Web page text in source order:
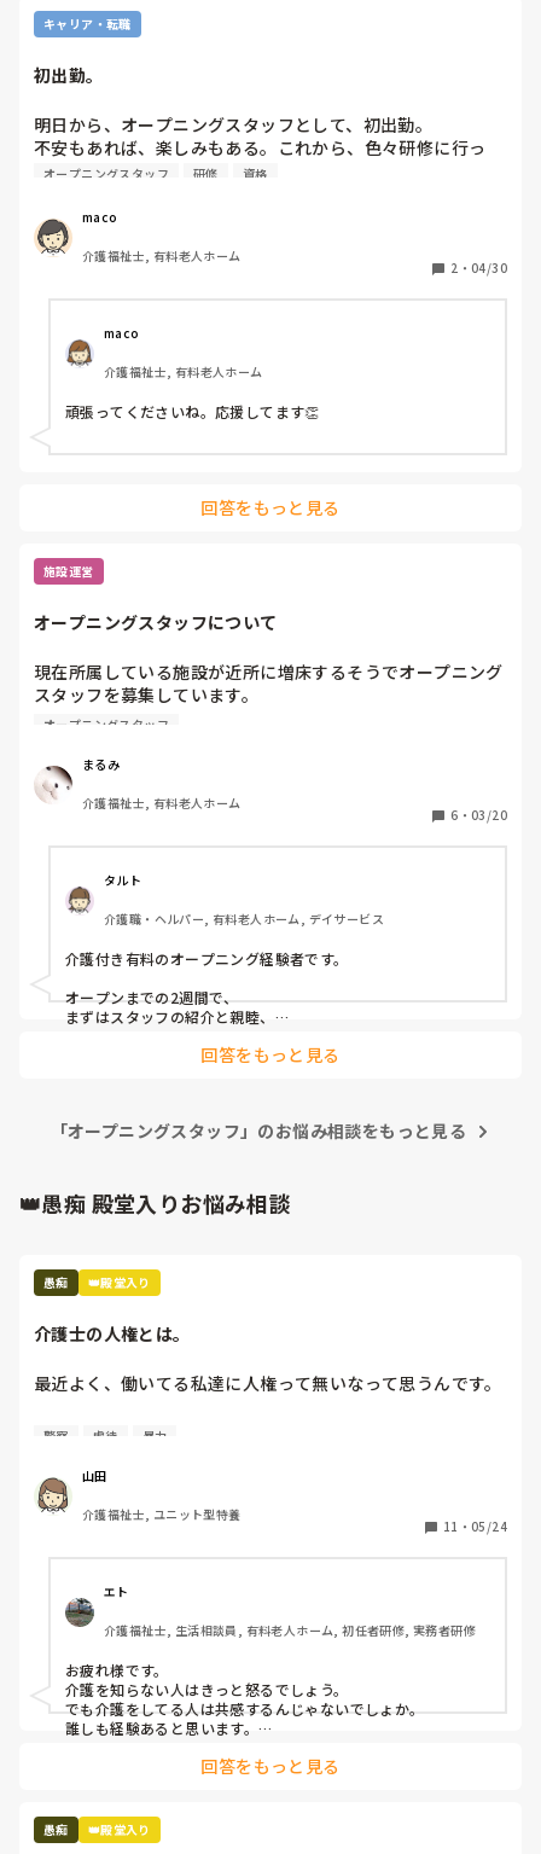
キャリア・転職
初出勤。
明日から、オープニングスタッフとして、初出勤。
不安もあれば、楽しみもある。これから、色々研修に行っ
て、沢山資格取得目指します💪
オープニングスタッフ 研修 資格
maco
介護福祉士, 有料老人ホーム
2 ・ 04/30
maco
介護福祉士, 有料老人ホーム
頑張ってくださいね。応援してます👏
回答をもっと見る
施設運営
オープニングスタッフについて
現在所属している施設が近所に増床するそうでオープニング
スタッフを募集しています。
新施設は車通勤がしづらいらしくバイク通勤の私が異動の可
で、私自身がオープニングから入職したことが無いのです
が、新施設から実勤務までとオープン後しばらくの様子を経
参考にさせて頂いて話が振られたら返事してみたいと思って
オープニングスタッフ
まるみ
介護福祉士, 有料老人ホーム
6 ・ 03/20
タルト
介護職・ヘルパー, 有料老人ホーム, デイサービス
介護付き有料のオープニング経験者です。
オープンまでの2週間で、
まずはスタッフの紹介と親睦、
備品の受け入れと整理、
も同じ同期なのにオレより経験年数が下だと見下す人、人を陥
れて輪を乱す人、男女問題に発展する人、とにかくサボる人な
でも、経験してみて面白かったですよ😅いろんな意味で🤣
回答をもっと見る
「オープニングスタッフ」のお悩み相談をもっと見る
👑愚痴 殿堂入りお悩み相談
愚痴 👑殿堂入り
介護士の人権とは。
最近よく、働いてる私達に人権って無いなって思うんです。
介助中、どんなに叩かれても、つねられても、蹴られても
て貰えない
介助前に「〇〇しますね。〇〇していいですか。」と声をか
けている
待しているかのように騒ぐ
被害妄想をされ、上の者を呼べ、警察を呼べ、先生を呼べ、
と。
私達は、
押さえつけたり叩いたりつねったりしたら身体的虐待だと言
われ
キチガイだのバカだのアホだの言ったら精神的虐待だと言わ
介助しなかったから介護放棄だと言われ
利用者は、
警察 虐待 暴力
山田
介護福祉士, ユニット型特養
11 ・ 05/24
エト
介護福祉士, 生活相談員, 有料老人ホーム, 初任者研修, 実務者研修
お疲れ様です。
介護を知らない人はきっと怒るでしょう。
でも介護をしてる人は共感するんじゃないでしょか。
誰しも経験あると思います。
前と思われると思いますね。
無理だと思えば逃げることも勇気だと思うので身体大切にして
回答をもっと見る
愚痴 👑殿堂入り